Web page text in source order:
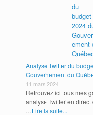
Analyse Twitter du
Gouvernement du
11 mars 2024
Retrouvez ici tous mes
analyse Twitter en
…Lire la suite...